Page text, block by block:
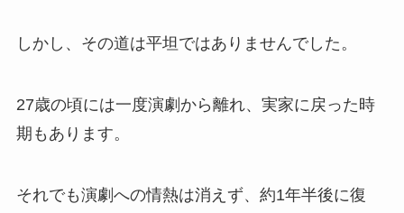
しかし、その道は平坦ではありませんでした。
27歳の頃には一度演劇から離れ、実家に戻った時
期もあります。
それでも演劇への情熱は消えず、約1年半後に復